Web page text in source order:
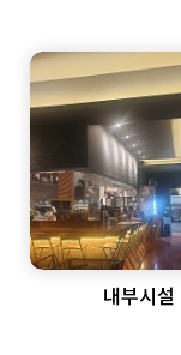
내부시설